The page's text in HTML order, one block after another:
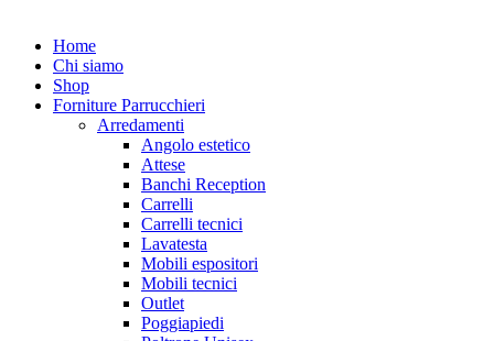
Home
Chi siamo
Shop
Forniture Parrucchieri
Arredamenti
Angolo estetico
Attese
Banchi Reception
Carrelli
Carrelli tecnici
Lavatesta
Mobili espositori
Mobili tecnici
Outlet
Poggiapiedi